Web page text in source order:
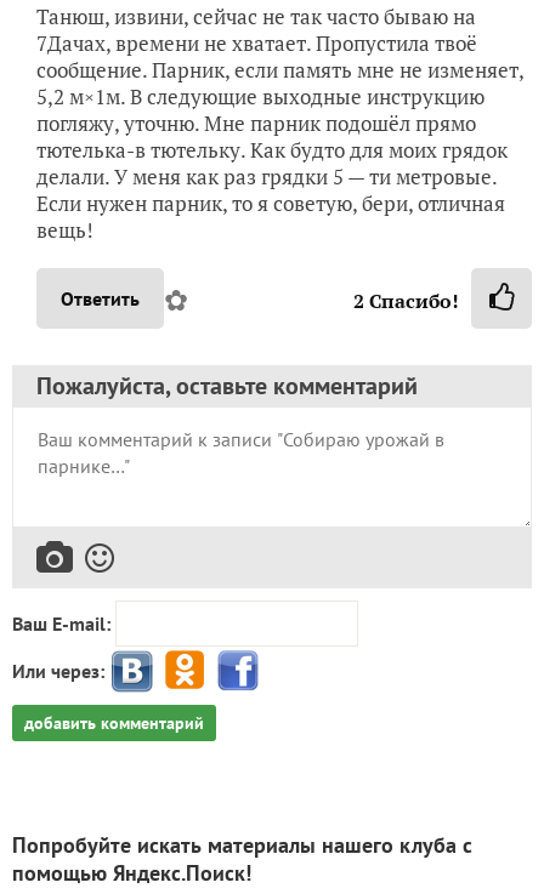
Танюш, извини, сейчас не так часто бываю на
7Дачах, времени не хватает. Пропустила твоё
сообщение. Парник, если память мне не изменяет,
5,2 м×1м. В следующие выходные инструкцию
погляжу, уточню. Мне парник подошёл прямо
тютелька-в тютельку. Как будто для моих грядок
делали. У меня как раз грядки 5 — ти метровые.
Если нужен парник, то я советую, бери, отличная
вещь!
Ответить ✿ 2 Спасибо!
Пожалуйста, оставьте комментарий
Ваш E-mail:
Или через:
добавить комментарий
Попробуйте искать материалы нашего клуба с
помощью Яндекс.Поиск!